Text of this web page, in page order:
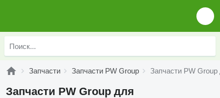
Запчасти Запчасти PW Group Запчасти PW
Запчасти PW Group для